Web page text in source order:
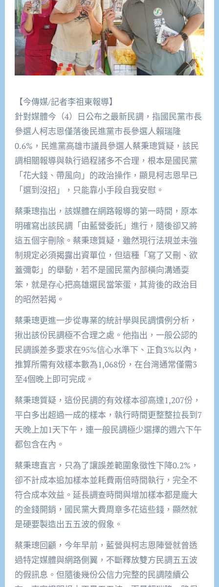
【今傳媒/記者李祖東報導】
針對媒體今（4）日公布之最新民調，指國民黨市長
參選人柯志恩僅落後民進黨市長參選人賴瑞隆
0.6%，民進黨高雄市議員參選人蔡秉璁質疑，該民
調相關報導與執行過程諸多不合理，根本是國民黨
「花大錢、帶風向」的政治操作，顯見柯志恩早已
「選到沒招」，只能靠小手段自我安慰。
蔡秉璁指出，該媒體在網路報導的第一時間，原本
明確寫出該民調「由藍營委託」進行，隨後卻又將
這五個字刪除。蔡秉璁質疑，雖然現行法規並未強
制規定必須揭露出資單位，但這種「寫了又刪、欲
蓋彌彰」的舉動，若不是國民黨內部橫向溝通耍
笨，就是存心把高雄選民當笨蛋，其背後的政治目
的昭然若揭。
蔡秉璁更進一步從專業的統計學與民調慣例分析，
揪出該份民調極不合理之處。他指出，一般公認的
民調誤差多要求在95%信心水準下、正負3%以內，
推算所需有效樣本數為1,068份，在台灣通常僅需3
至4個晚上即可完成。
蔡秉璁質疑，這份民調的有效樣本卻高達1,207份，
平白多出超過一成的樣本，執行時間更整整拉長到7
天晚上加1天下午，連一般民調極少選擇的週六下午
都包含在內。
蔡秉璁直言，只為了讓誤差範圍象徵性下降0.2%，
卻不計成本追加樣本並耗費兩倍時間執行，完全不
符合成本效益。延長調查時間與增加樣本都是龐大
的金錢開銷，國民黨大費周章多花這些錢，顯然就
是硬要製造出五五波的假象。
蔡秉璁回顧，今年早前，藍營與柯志恩陣營就曾透
過特定媒體與網路側翼，不斷釋放雙方民調五五波
的假訊息。但隨後幾份公信力完整的民調陸續公